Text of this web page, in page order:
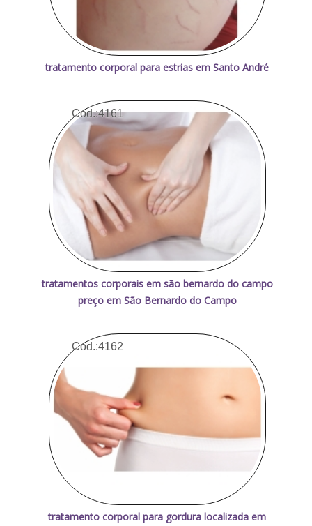
tratamento corporal para estrias em Santo André
Cod.:4161
tratamentos corporais em são bernardo do campo
preço em São Bernardo do Campo
Cod.:4162
tratamento corporal para gordura localizada em